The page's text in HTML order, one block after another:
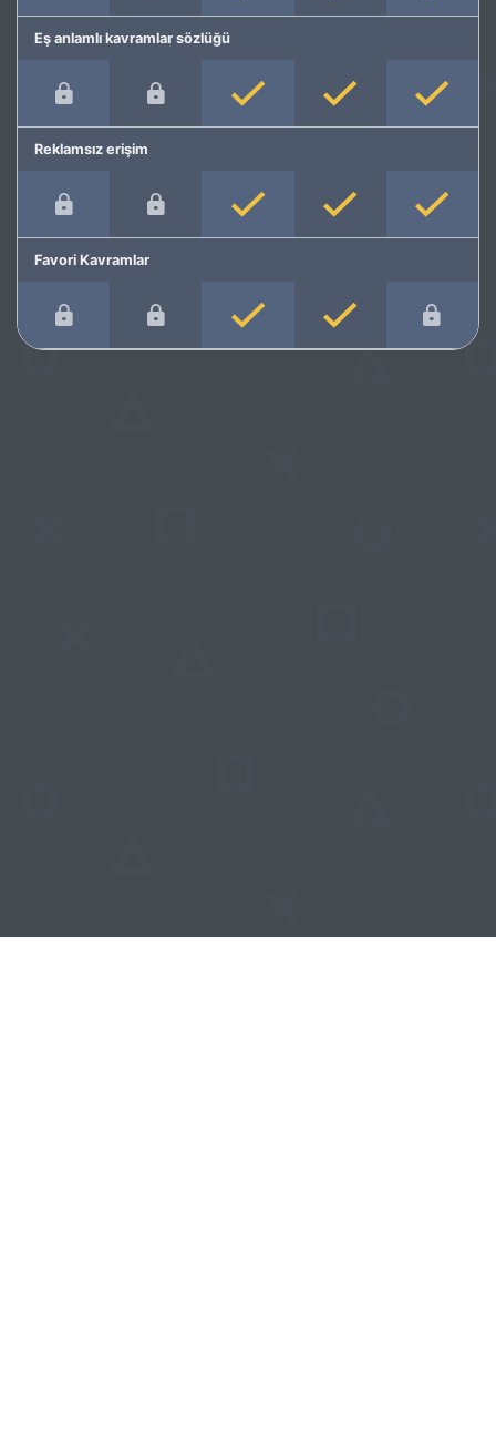
Eş anlamlı kavramlar sözlüğü
Reklamsız erişim
Favori Kavramlar